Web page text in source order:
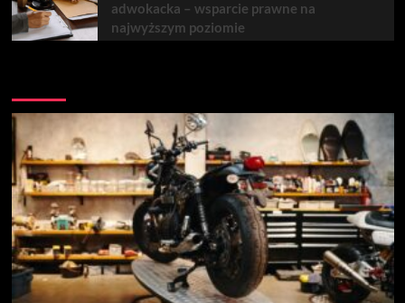
adwokacka – wsparcie prawne na
najwyższym poziomie